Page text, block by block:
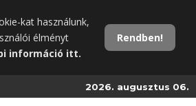
kat használunk,
élményt
információ itt.
Rendben!
2026. augusztus 06.